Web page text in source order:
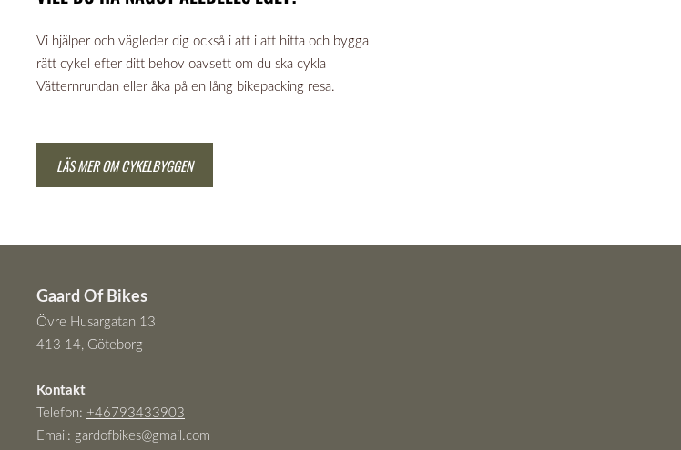
Vi hjälper och vägleder dig också i att i att hitta och bygga
rätt cykel efter ditt behov oavsett om du ska cykla
Vätternrundan eller åka på en lång bikepacking resa.
LÄS MER OM CYKELBYGGEN
Gaard Of Bikes
Övre Husargatan 13
413 14, Göteborg
Kontakt
Telefon: +46793433903
Email: gardofbikes@gmail.com